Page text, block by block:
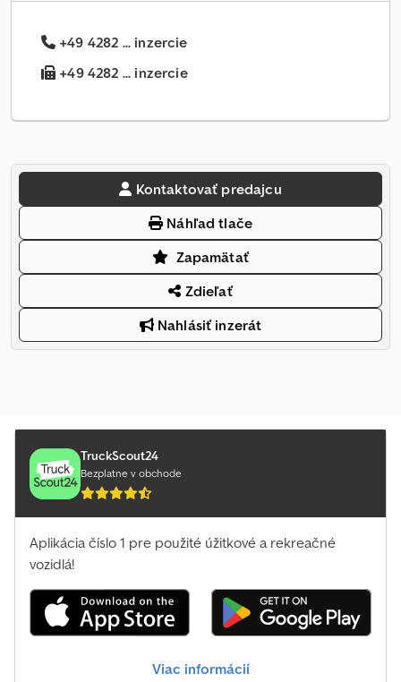
+49 4282 ... inzercie
+49 4282 ... inzercie
Kontaktovať predajcu
Náhľad tlače
Zapamätať
Zdieľať
Nahlásiť inzerát
TruckScout24
Bezplatne v obchode
Aplikácia číslo 1 pre použité úžitkové a rekreačné
vozidlá!
Viac informácií